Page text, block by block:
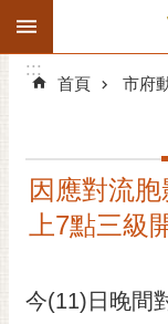
跳到主要內容區塊
搜
階
精彩府城
市府團隊
:::
:::
首頁 市府
因應對流
上7點三級
今(11)日晚間